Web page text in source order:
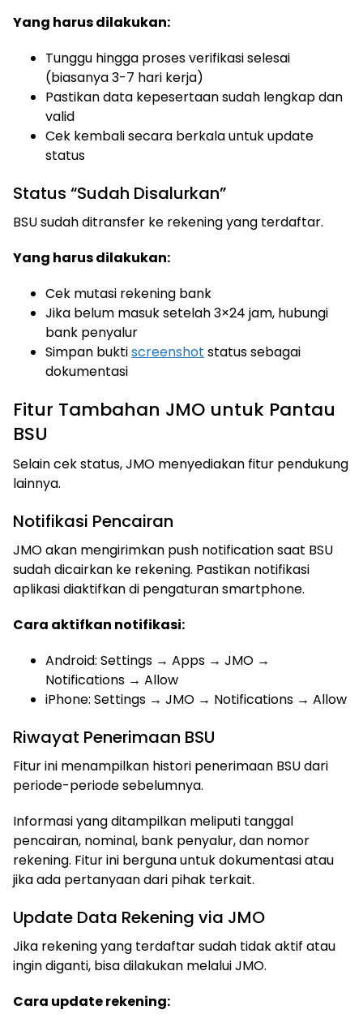
Yang harus dilakukan:
Tunggu hingga proses verifikasi selesai
(biasanya 3-7 hari kerja)
Pastikan data kepesertaan sudah lengkap dan
valid
Cek kembali secara berkala untuk update
status
Status “Sudah Disalurkan”
BSU sudah ditransfer ke rekening yang terdaftar.
Yang harus dilakukan:
Cek mutasi rekening bank
Jika belum masuk setelah 3×24 jam, hubungi
bank penyalur
Simpan buktiscreenshot status sebagai
dokumentasi
Fitur Tambahan JMO untuk Pantau
BSU
Selain cek status, JMO menyediakan fitur pendukung
lainnya.
Notifikasi Pencairan
JMO akan mengirimkan push notification saat BSU
sudah dicairkan ke rekening. Pastikan notifikasi
aplikasi diaktifkan di pengaturan smartphone.
Cara aktifkan notifikasi:
Android: Settings → Apps → JMO →
Notifications → Allow
iPhone: Settings → JMO → Notifications → Allow
Riwayat Penerimaan BSU
Fitur ini menampilkan histori penerimaan BSU dari
periode-periode sebelumnya.
Informasi yang ditampilkan meliputi tanggal
pencairan, nominal, bank penyalur, dan nomor
rekening. Fitur ini berguna untuk dokumentasi atau
jika ada pertanyaan dari pihak terkait.
Update Data Rekening via JMO
Jika rekening yang terdaftar sudah tidak aktif atau
ingin diganti, bisa dilakukan melalui JMO.
Cara update rekening: